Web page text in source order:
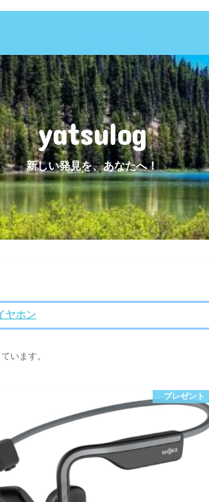
yatsulog
新しい発見を、あなたへ！
ヤホン
います。
プレゼント